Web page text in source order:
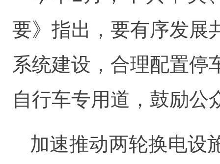
要》指出，要有序发展
系统建设，合理配置停
自行车专用道，鼓励公
加速推动两轮换电设